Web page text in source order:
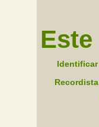
Este
Identificar
Recordista